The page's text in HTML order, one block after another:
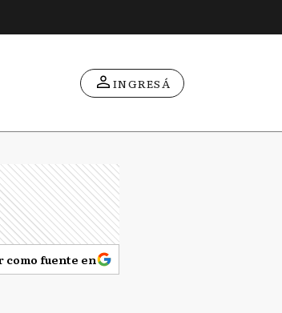
INGRESÁ
como fuente en